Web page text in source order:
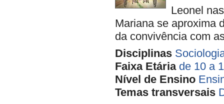
Leonel
Mariana se aproxima
da convivência com
Disciplinas
Faixa Etária de 10 a
Nível de Ensino
Temas transversais